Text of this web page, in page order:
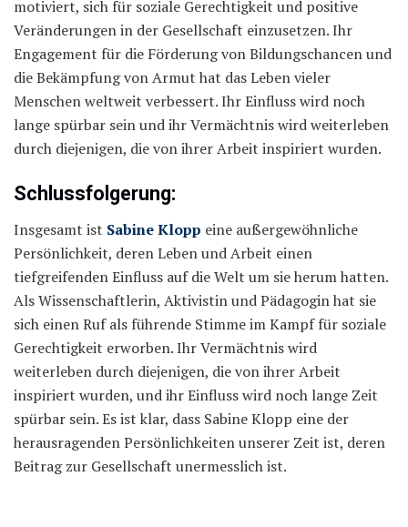
motiviert, sich für soziale Gerechtigkeit und positive
Veränderungen in der Gesellschaft einzusetzen. Ihr
Engagement für die Förderung von Bildungschancen und
die Bekämpfung von Armut hat das Leben vieler
Menschen weltweit verbessert. Ihr Einfluss wird noch
lange spürbar sein und ihr Vermächtnis wird weiterleben
durch diejenigen, die von ihrer Arbeit inspiriert wurden.
Schlussfolgerung:
Insgesamt ist Sabine Klopp eine außergewöhnliche
Persönlichkeit, deren Leben und Arbeit einen
tiefgreifenden Einfluss auf die Welt um sie herum hatten.
Als Wissenschaftlerin, Aktivistin und Pädagogin hat sie
sich einen Ruf als führende Stimme im Kampf für soziale
Gerechtigkeit erworben. Ihr Vermächtnis wird
weiterleben durch diejenigen, die von ihrer Arbeit
inspiriert wurden, und ihr Einfluss wird noch lange Zeit
spürbar sein. Es ist klar, dass Sabine Klopp eine der
herausragenden Persönlichkeiten unserer Zeit ist, deren
Beitrag zur Gesellschaft unermesslich ist.